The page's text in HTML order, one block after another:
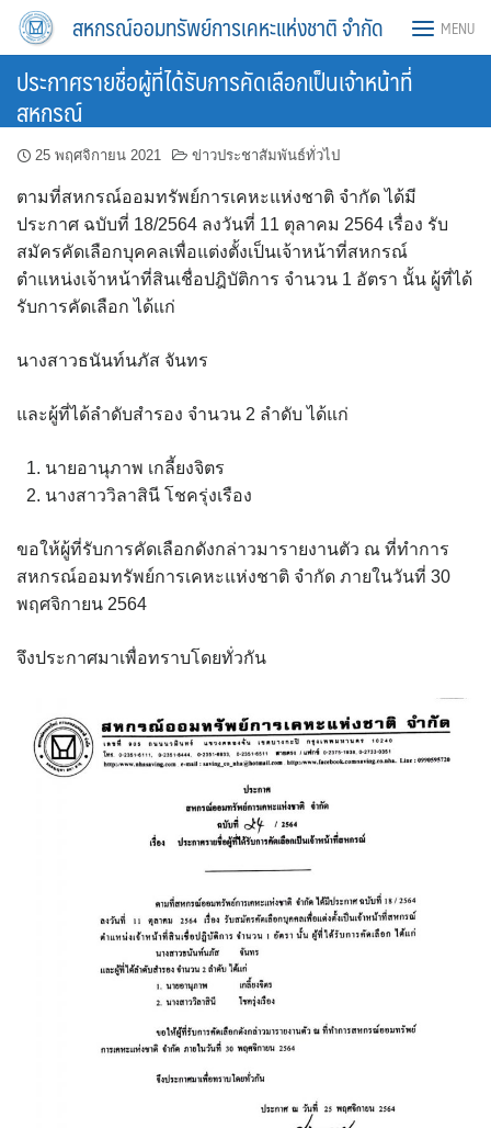
Skip
สหกรณ์ออมทรัพย์การเคหะแห่งชาติ จำกัด MENU
ประกาศรายชื่อผู้ที่ได้รับการคัดเลือกเป็นเจ้าหน้าที่
สหกรณ์
25 พฤศจิกายน 2021 ข่าวประชาสัมพันธ์ทั่วไป
ตามที่สหกรณ์ออมทรัพย์การเคหะแห่งชาติ จำกัด ได้มี
ประกาศ ฉบับที่ 18/2564 ลงวันที่ 11 ตุลาคม 2564 เรื่อง รับ
สมัครคัดเลือกบุคคลเพื่อแต่งตั้งเป็นเจ้าหน้าที่สหกรณ์
ตำแหน่งเจ้าหน้าที่สินเชื่อปฎิบัติการ จำนวน 1 อัตรา นั้น ผู้ที่ได้
รับการคัดเลือก ได้แก่
นางสาวธนันท์นภัส จันทร
และผู้ที่ได้ลำดับสำรอง จำนวน 2 ลำดับ ได้แก่
นายอานุภาพ เกลี้ยงจิตร
นางสาววิลาสินี โชครุ่งเรือง
ขอให้ผู้ที่รับการคัดเลือกดังกล่าวมารายงานตัว ณ ที่ทำการ
สหกรณ์ออมทรัพย์การเคหะแห่งชาติ จำกัด ภายในวันที่ 30
พฤศจิกายน 2564
จึงประกาศมาเพื่อทราบโดยทั่วกัน